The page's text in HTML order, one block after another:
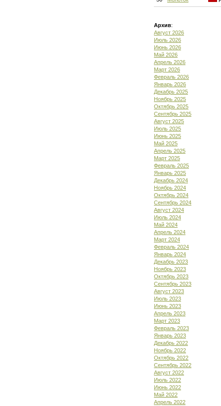
Архив:
Август 2026
Июль 2026
Июнь 2026
Май 2026
Апрель 2026
Март 2026
Февраль 2026
Январь 2026
Декабрь 2025
Ноябрь 2025
Октябрь 2025
Сентябрь 2025
Август 2025
Июль 2025
Июнь 2025
Май 2025
Апрель 2025
Март 2025
Февраль 2025
Январь 2025
Декабрь 2024
Ноябрь 2024
Октябрь 2024
Сентябрь 2024
Август 2024
Июль 2024
Май 2024
Апрель 2024
Март 2024
Февраль 2024
Январь 2024
Декабрь 2023
Ноябрь 2023
Октябрь 2023
Сентябрь 2023
Август 2023
Июль 2023
Июнь 2023
Апрель 2023
Март 2023
Февраль 2023
Январь 2023
Декабрь 2022
Ноябрь 2022
Октябрь 2022
Сентябрь 2022
Август 2022
Июль 2022
Июнь 2022
Май 2022
Апрель 2022